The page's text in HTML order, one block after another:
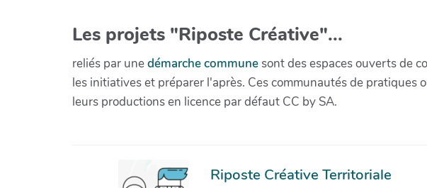
Les projets "Riposte Créative"...
reliés par unedémarche communesont des espaces ouverts de
les initiatives et préparer l'après. Ces communautés de
leurs productions en licence par défaut CC by SA.
Riposte Créative Territoriale